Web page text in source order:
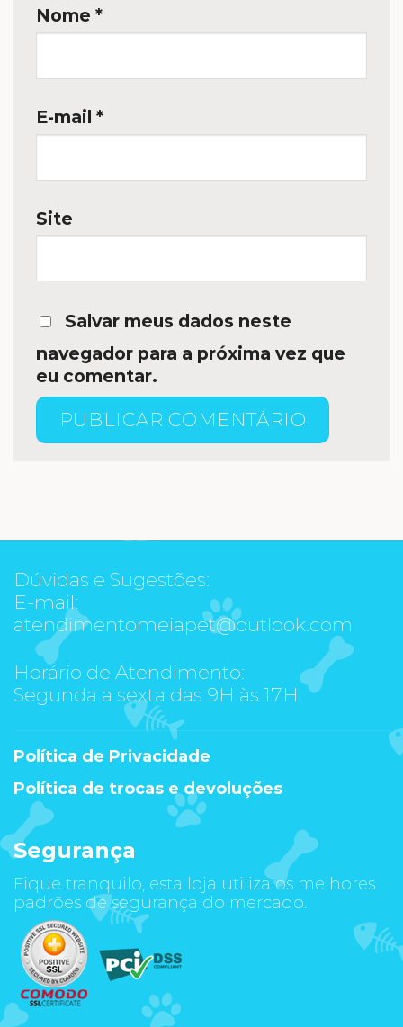
Nome *
E-mail *
Site
Salvar meus dados neste
navegador para a próxima vez que
eu comentar.
Dúvidas e Sugestões:
E-mail:
atendimentomeiapet@outlook.com
Horário de Atendimento:
Segunda a sexta das 9H às 17H
Política de Privacidade
Política de trocas e devoluções
Segurança
Fique tranquilo, esta loja utiliza os melhores
padrões de segurança do mercado.